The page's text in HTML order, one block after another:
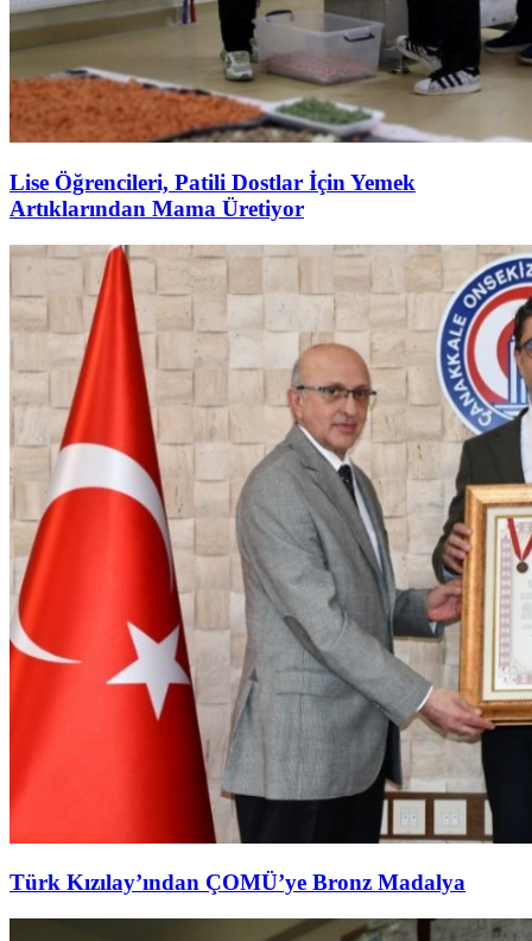
Lise Öğrencileri, Patili Dostlar İçin Yemek
Artıklarından Mama Üretiyor
Türk Kızılay’ından ÇOMÜ’ye Bronz Madalya